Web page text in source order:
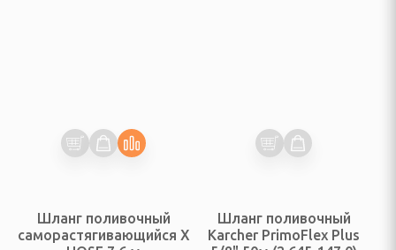
суши,
сомелье),
Шланг поливочный
саморастягивающийся X
Шланг поливочный
Karcher PrimoFlex Plus